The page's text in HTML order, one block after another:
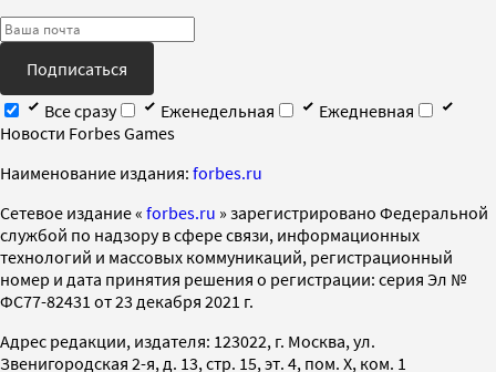
Подписаться
Все сразу
Еженедельная
Ежедневная
Новости Forbes Games
Наименование издания: forbes.ru
Cетевое издание « forbes.ru » зарегистрировано Федеральной
службой по надзору в сфере связи, информационных
технологий и массовых коммуникаций, регистрационный
номер и дата принятия решения о регистрации: серия Эл №
ФС77-82431 от 23 декабря 2021 г.
Адрес редакции, издателя: 123022, г. Москва, ул.
Звенигородская 2-я, д. 13, стр. 15, эт. 4, пом. X, ком. 1